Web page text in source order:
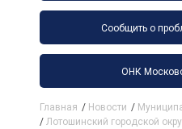
Сообщить о
ОНК
Главная / Новости /
/ Лотошинский городской